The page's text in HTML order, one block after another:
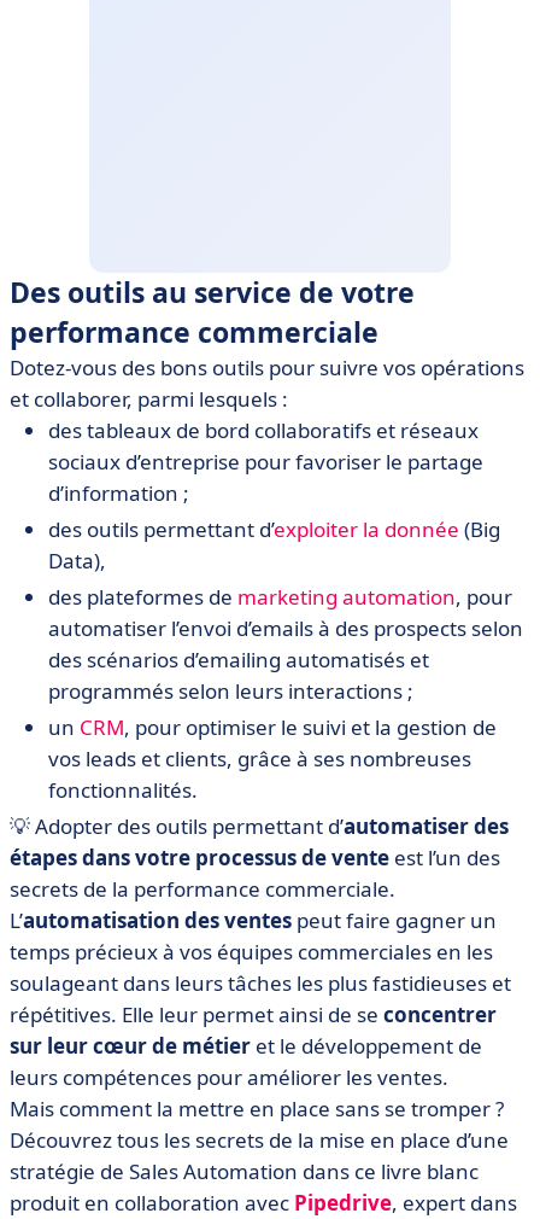
Des outils au service de votre
performance commerciale
Dotez-vous des bons outils pour suivre vos opérations
et collaborer, parmi lesquels :
des tableaux de bord collaboratifs et réseaux
sociaux d’entreprise pour favoriser le partage
d’information ;
des outils permettant d’exploiter la donnée (Big
Data),
des plateformes de marketing automation, pour
automatiser l’envoi d’emails à des prospects selon
des scénarios d’emailing automatisés et
programmés selon leurs interactions ;
un CRM, pour optimiser le suivi et la gestion de
vos leads et clients, grâce à ses nombreuses
fonctionnalités.
💡 Adopter des outils permettant d’automatiser des
étapes dans votre processus de vente est l’un des
secrets de la performance commerciale.
L’automatisation des ventes peut faire gagner un
temps précieux à vos équipes commerciales en les
soulageant dans leurs tâches les plus fastidieuses et
répétitives. Elle leur permet ainsi de se concentrer
sur leur cœur de métier et le développement de
leurs compétences pour améliorer les ventes.
Mais comment la mettre en place sans se tromper ?
Découvrez tous les secrets de la mise en place d’une
stratégie de Sales Automation dans ce livre blanc
produit en collaboration avec Pipedrive, expert dans